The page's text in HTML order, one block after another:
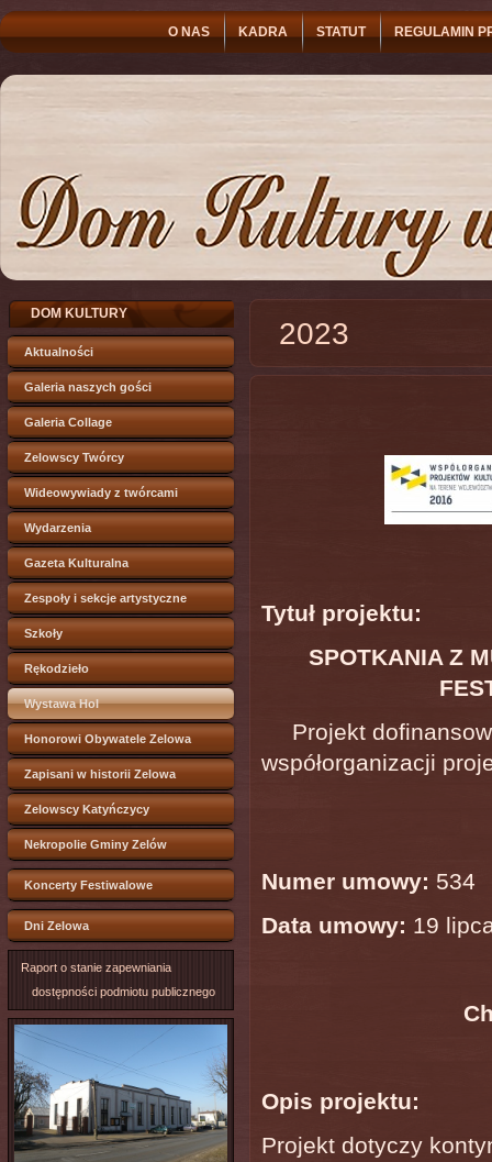
O NAS KADRA STATUT REGULAMIN
DOM KULTURY
Aktualności
Galeria naszych gości
Galeria Collage
Zelowscy Twórcy
Wideowywiady z twórcami
Wydarzenia
Gazeta Kulturalna
Zespoły i sekcje artystyczne
Szkoły
Rękodzieło
Wystawa Hol
Honorowi Obywatele Zelowa
Zapisani w historii Zelowa
Zelowscy Katyńczycy
Nekropolie Gminy Zelów
Koncerty Festiwalowe
Dni Zelowa
Raport o stanie zapewniania
dostępności podmiotu publicznego
2023
Tytuł projektu:
SPOTKANIA Z
Projekt
współorganizacji
Numer umowy: 534
Data umowy: 19
Opis projektu:
Projekt dotyczy